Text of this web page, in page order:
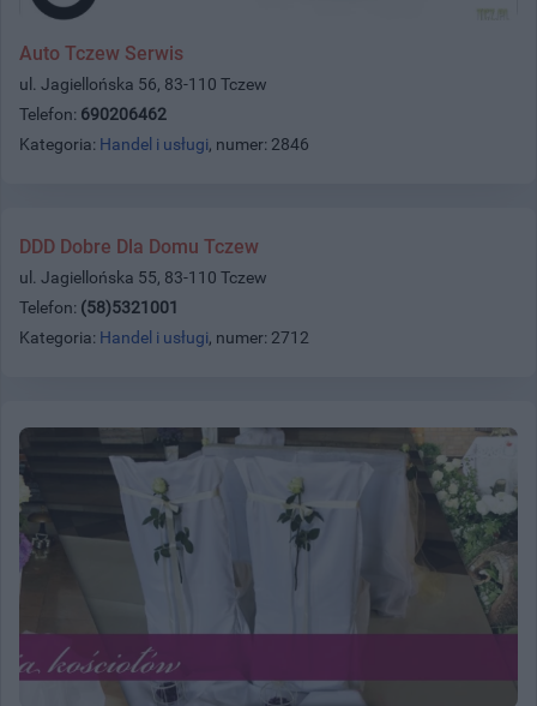
Auto Tczew Serwis
ul. Jagiellońska 56, 83-110 Tczew
Telefon: 690206462
Kategoria: Handel i usługi, numer: 2846
DDD Dobre Dla Domu Tczew
ul. Jagiellońska 55, 83-110 Tczew
Telefon: (58)5321001
Kategoria: Handel i usługi, numer: 2712